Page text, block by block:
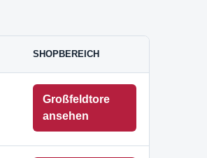
SHOPBEREICH
Großfeldtore
ansehen